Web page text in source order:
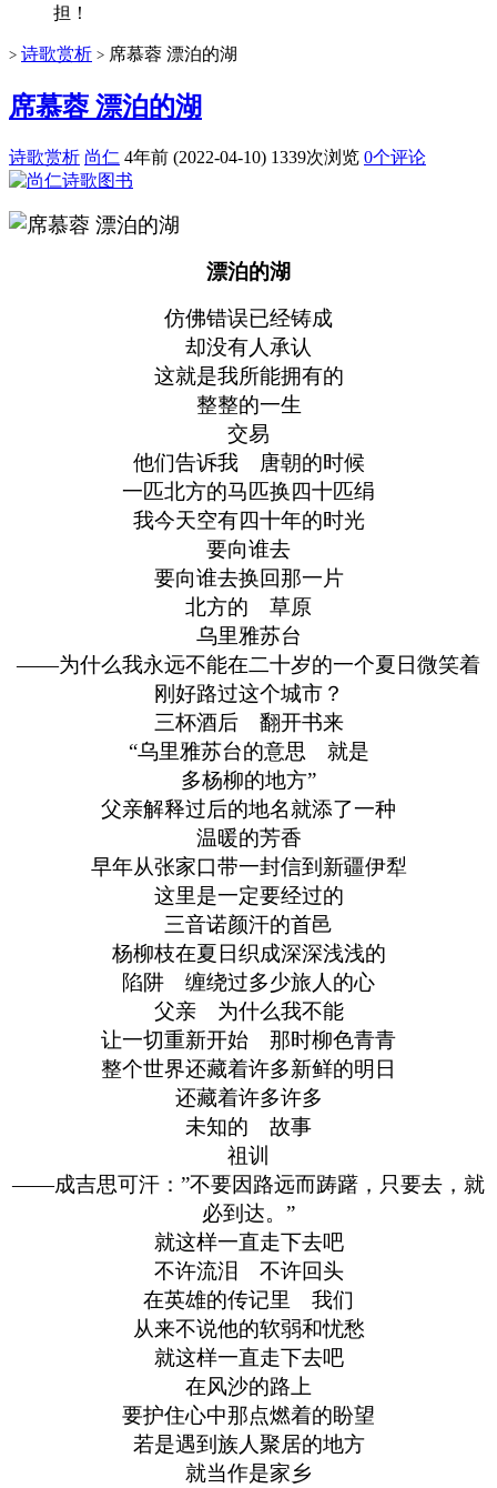
担！
> 诗歌赏析 > 席慕蓉 漂泊的湖
席慕蓉 漂泊的湖
诗歌赏析 尚仁 4年前 (2022-04-10) 1339次浏览 0个评论
漂泊的湖
仿佛错误已经铸成
却没有人承认
这就是我所能拥有的
整整的一生
交易
他们告诉我 唐朝的时候
一匹北方的马匹换四十匹绢
我今天空有四十年的时光
要向谁去
要向谁去换回那一片
北方的 草原
乌里雅苏台
——为什么我永远不能在二十岁的一个夏日微笑着
刚好路过这个城市？
三杯酒后 翻开书来
“乌里雅苏台的意思 就是
多杨柳的地方”
父亲解释过后的地名就添了一种
温暖的芳香
早年从张家口带一封信到新疆伊犁
这里是一定要经过的
三音诺颜汗的首邑
杨柳枝在夏日织成深深浅浅的
陷阱 缠绕过多少旅人的心
父亲 为什么我不能
让一切重新开始 那时柳色青青
整个世界还藏着许多新鲜的明日
还藏着许多许多
未知的 故事
祖训
——成吉思可汗：”不要因路远而踌躇，只要去，就
必到达。”
就这样一直走下去吧
不许流泪 不许回头
在英雄的传记里 我们
从来不说他的软弱和忧愁
就这样一直走下去吧
在风沙的路上
要护住心中那点燃着的盼望
若是遇到族人聚居的地方
就当作是家乡